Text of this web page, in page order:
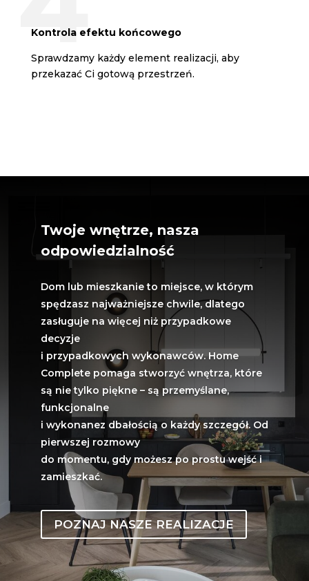
Kontrola efektu końcowego
Sprawdzamy każdy element realizacji, aby
przekazać Ci gotową przestrzeń.
Twoje wnętrze, nasza
odpowiedzialność
Dom lub mieszkanie to miejsce, w którym
spędzasz najważniejsze chwile, dlatego
zasługuje na więcej niż przypadkowe
decyzje
i przypadkowych wykonawców. Home
Complete pomaga stworzyć wnętrza, które
są nie tylko piękne – są przemyślane,
funkcjonalne
i wykonanez dbałością o każdy szczegół. Od
pierwszej rozmowy
do momentu, gdy możesz po prostu wejść i
zamieszkać.
POZNAJ NASZE REALIZACJE